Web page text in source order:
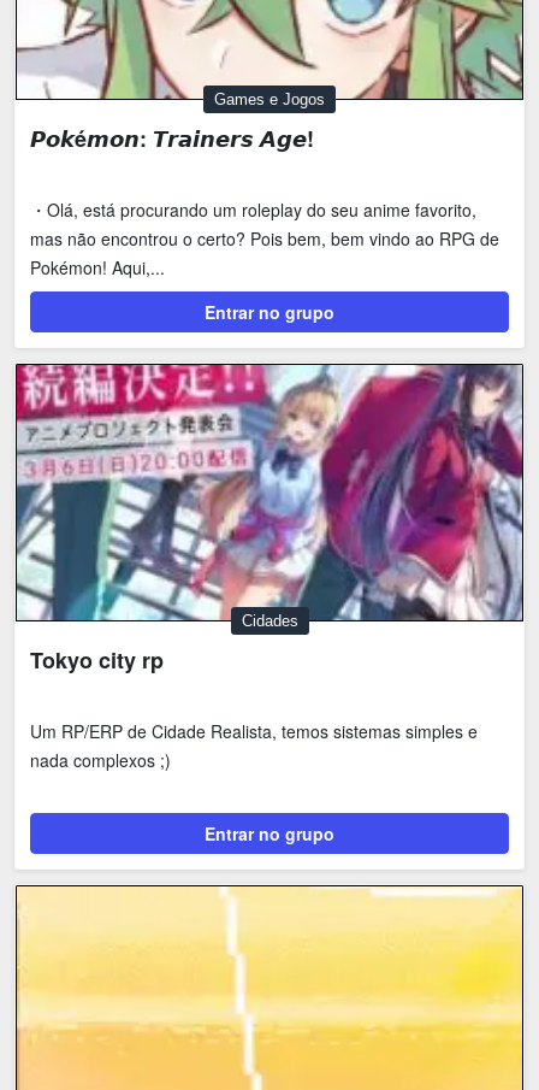
Games e Jogos
𝙋𝙤𝙠é𝙢𝙤𝙣: 𝙏𝙧𝙖𝙞𝙣𝙚𝙧𝙨 𝘼𝙜𝙚!
・Olá, está procurando um roleplay do seu anime favorito,
mas não encontrou o certo? Pois bem, bem vindo ao RPG de
Pokémon! Aqui,...
Entrar no grupo
Cidades
Tokyo city rp
Um RP/ERP de Cidade Realista, temos sistemas simples e
nada complexos ;)
Entrar no grupo